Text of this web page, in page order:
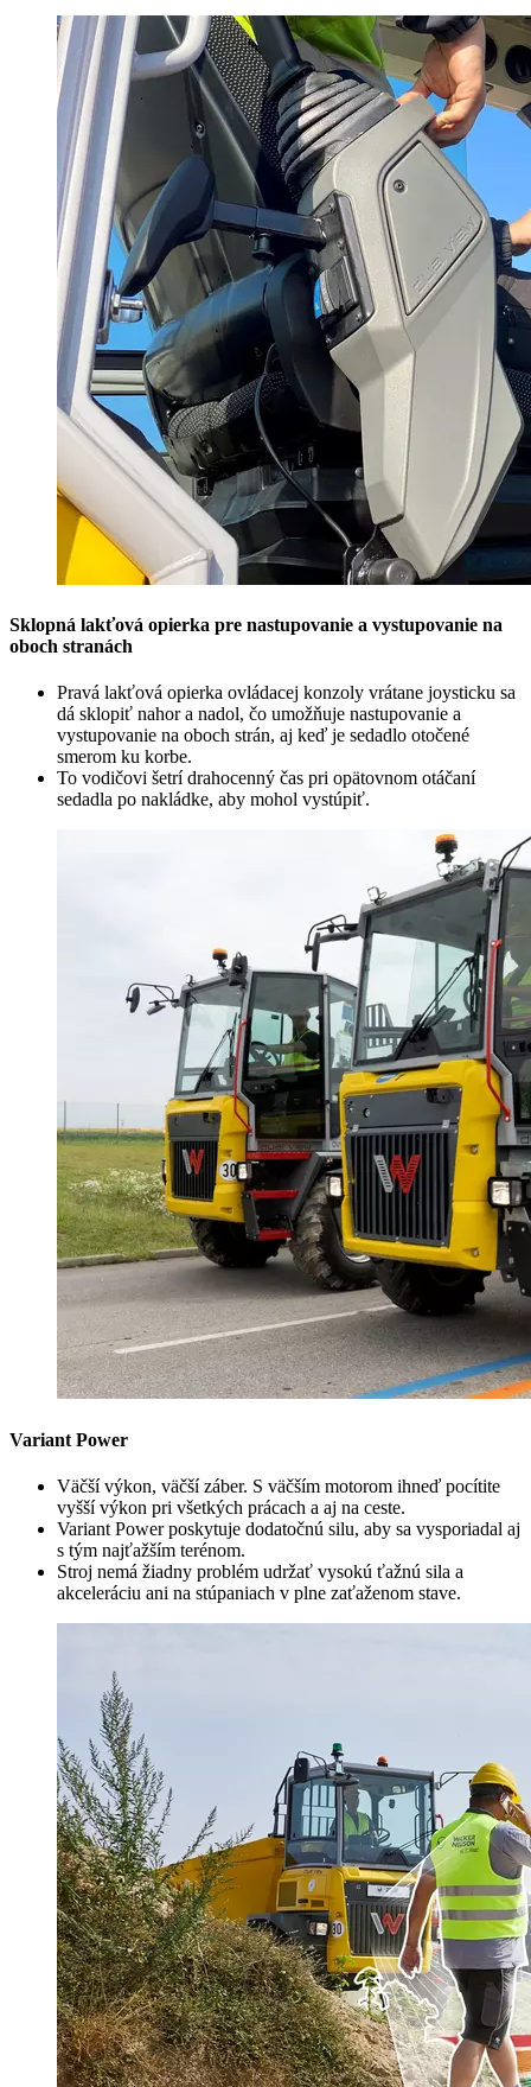
Sklopná lakťová opierka pre nastupovanie a vystupovanie na
oboch stranách
Pravá lakťová opierka ovládacej konzoly vrátane joysticku sa
dá sklopiť nahor a nadol, čo umožňuje nastupovanie a
vystupovanie na oboch strán, aj keď je sedadlo otočené
smerom ku korbe.
To vodičovi šetrí drahocenný čas pri opätovnom otáčaní
sedadla po nakládke, aby mohol vystúpiť.
Variant Power
Väčší výkon, väčší záber. S väčším motorom ihneď pocítite
vyšší výkon pri všetkých prácach a aj na ceste.
Variant Power poskytuje dodatočnú silu, aby sa vysporiadal aj
s tým najťažším terénom.
Stroj nemá žiadny problém udržať vysokú ťažnú sila a
akceleráciu ani na stúpaniach v plne zaťaženom stave.